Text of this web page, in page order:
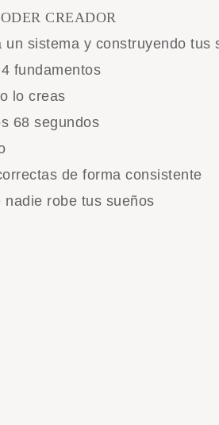
CREADOR
sistema y construyendo tus
fundamentos
lo creas
68 segundos
de forma consistente
robe tus sueños